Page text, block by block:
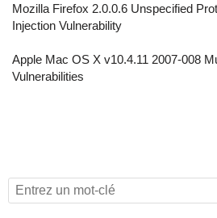
Mozilla Firefox 2.0.0.6 Unspecified
Injection Vulnerability
Apple Mac OS X v10.4.11 2007-008
Vulnerabilities